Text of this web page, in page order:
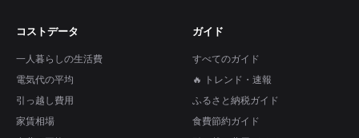
コストデータ
一人暮らしの生活費
電気代の平均
引っ越し費用
家賃相場
ガイド
すべてのガイド
🔥 トレンド・速報
ふるさと納税ガイド
食費節約ガイド